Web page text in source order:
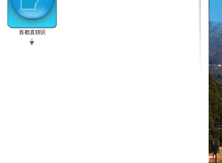
首都直辖区